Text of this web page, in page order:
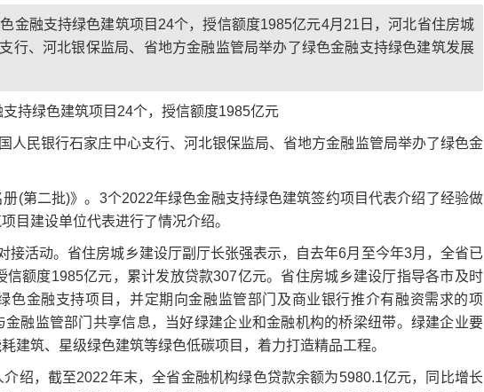
金融支持绿色建筑项目24个，授信额度1985亿元4月21日，河北省住房城
行、河北银保监局、省地方金融监管局举办了绿色金融支持绿色建筑发展
持绿色建筑项目24个，授信额度1985亿元
人民银行石家庄中心支行、河北银保监局、省地方金融监管局举办了绿色金
(第二批)》。3个2022年绿色金融支持绿色建筑签约项目代表介绍了经验做
目建设单位代表进行了情况介绍。
接活动。省住房城乡建设厅副厅长张强表示，自去年6月至今年3月，全省已
额度1985亿元，累计发放贷款307亿元。省住房城乡建设厅指导各市及时
色金融支持项目，并定期向金融监管部门及商业银行推介有融资需求的项
融监管部门共享信息，当好绿建企业和金融机构的桥梁纽带。绿建企业要
建筑、星级绿色建筑等绿色低碳项目，着力打造精品工程。
绍，截至2022年末，全省金融机构绿色贷款余额为5980.1亿元，同比增长